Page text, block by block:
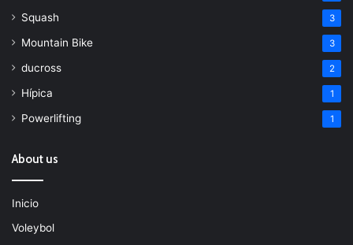
Squash 3
Mountain Bike 3
ducross 2
Hípica 1
Powerlifting 1
About us
Inicio
Voleybol